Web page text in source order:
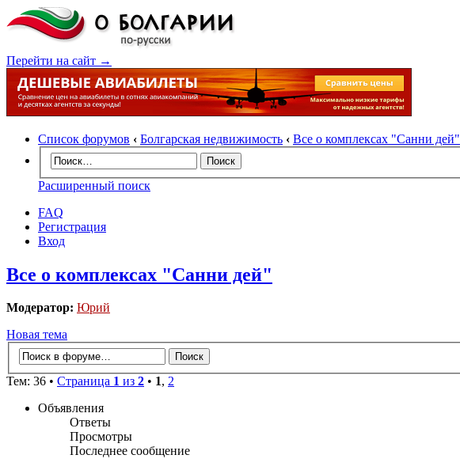
Перейти на сайт →
Список форумов ‹ Болгарская недвижимость ‹ Все о комплексах "Санни дей"
Расширенный поиск
FAQ
Регистрация
Вход
Все о комплексах "Санни дей"
Модератор: Юрий
Новая тема
Тем: 36 • Страница 1 из 2 • 1, 2
Объявления
Ответы
Просмотры
Последнее сообщение